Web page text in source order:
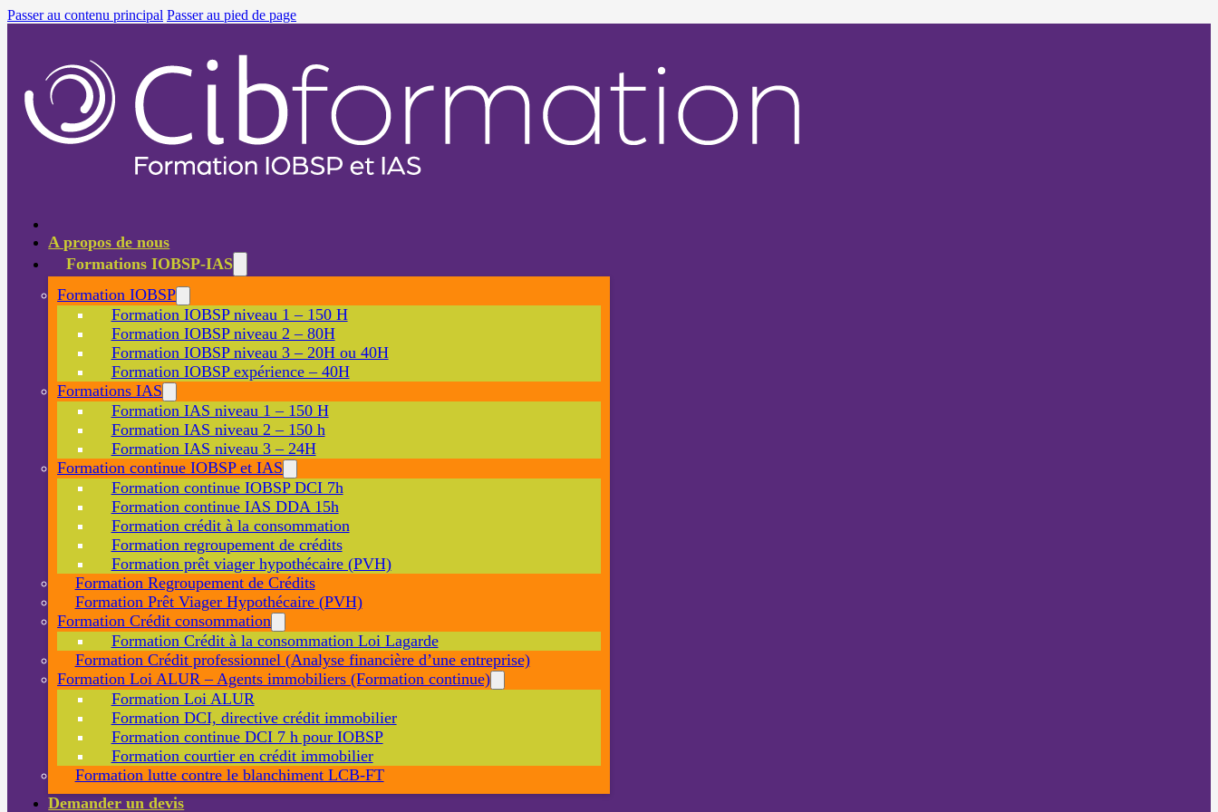
Passer au contenu principal Passer au pied de page
A propos de nous
Formations IOBSP-IAS
Formation IOBSP
Formation IOBSP niveau 1 – 150 H
Formation IOBSP niveau 2 – 80H
Formation IOBSP niveau 3 – 20H ou 40H
Formation IOBSP expérience – 40H
Formations IAS
Formation IAS niveau 1 – 150 H
Formation IAS niveau 2 – 150 h
Formation IAS niveau 3 – 24H
Formation continue IOBSP et IAS
Formation continue IOBSP DCI 7h
Formation continue IAS DDA 15h
Formation crédit à la consommation
Formation regroupement de crédits
Formation prêt viager hypothécaire (PVH)
Formation Regroupement de Crédits
Formation Prêt Viager Hypothécaire (PVH)
Formation Crédit consommation
Formation Crédit à la consommation Loi Lagarde
Formation Crédit professionnel (Analyse financière d’une entreprise)
Formation Loi ALUR – Agents immobiliers (Formation continue)
Formation Loi ALUR
Formation DCI, directive crédit immobilier
Formation continue DCI 7 h pour IOBSP
Formation courtier en crédit immobilier
Formation lutte contre le blanchiment LCB-FT
Demander un devis